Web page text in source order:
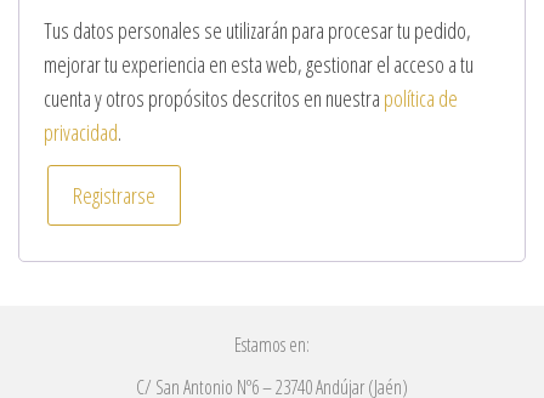
Tus datos personales se utilizarán para procesar tu pedido,
mejorar tu experiencia en esta web, gestionar el acceso a tu
cuenta y otros propósitos descritos en nuestra política de
privacidad.
Registrarse
Estamos en:
C/ San Antonio Nº6 – 23740 Andújar (Jaén)